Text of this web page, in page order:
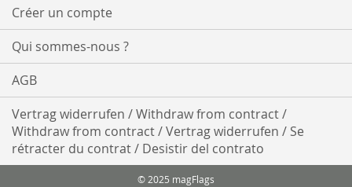
Créer un compte
Qui sommes-nous ?
AGB
Vertrag widerrufen / Withdraw from contract /
Withdraw from contract / Vertrag widerrufen / Se
rétracter du contrat / Desistir del contrato
© 2025 magFlags